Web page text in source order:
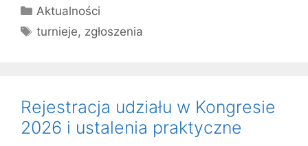
Kategorie
Aktualności
Tagi
turnieje, zgłoszenia
Rejestracja udziału w Kongresie
2026 i ustalenia praktyczne